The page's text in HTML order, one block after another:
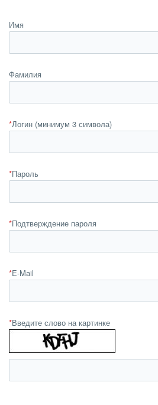
Имя
Фамилия
*Логин (минимум 3 символа)
*Пароль
*Подтверждение пароля
*E-Mail
*Введите слово на картинке